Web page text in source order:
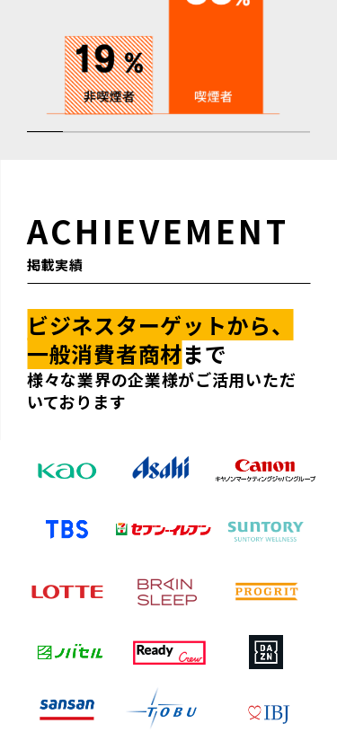
ACHIEVEMENT
掲載実績
ビジネスターゲットから、
一般消費者商材まで
様々な業界の企業様がご活用いただ
いております